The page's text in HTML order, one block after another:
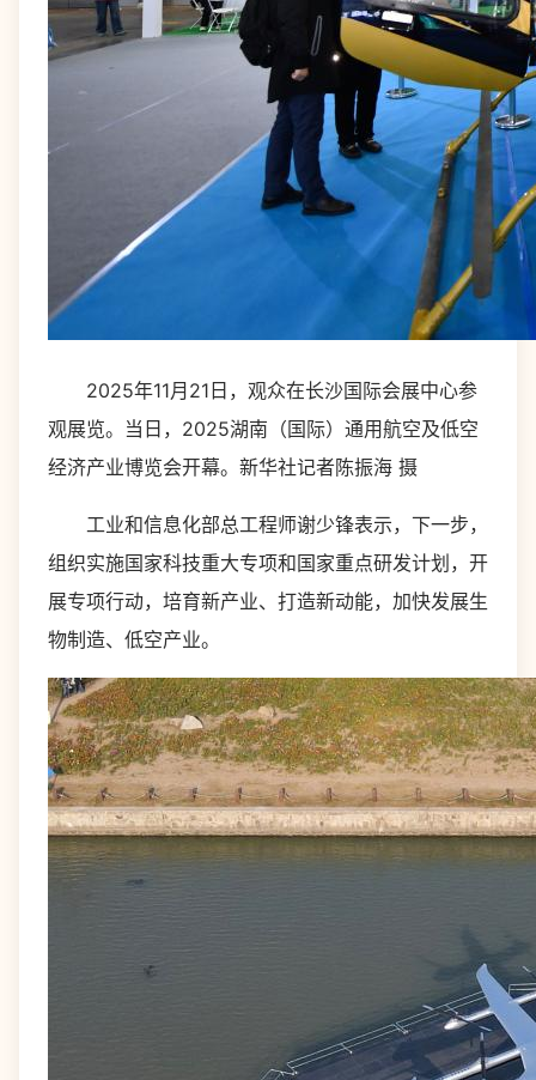
2025年11月21日，观众在长沙国际会展中心参
观展览。当日，2025湖南（国际）通用航空及低空
经济产业博览会开幕。新华社记者陈振海 摄
工业和信息化部总工程师谢少锋表示，下一步，
组织实施国家科技重大专项和国家重点研发计划，开
展专项行动，培育新产业、打造新动能，加快发展生
物制造、低空产业。